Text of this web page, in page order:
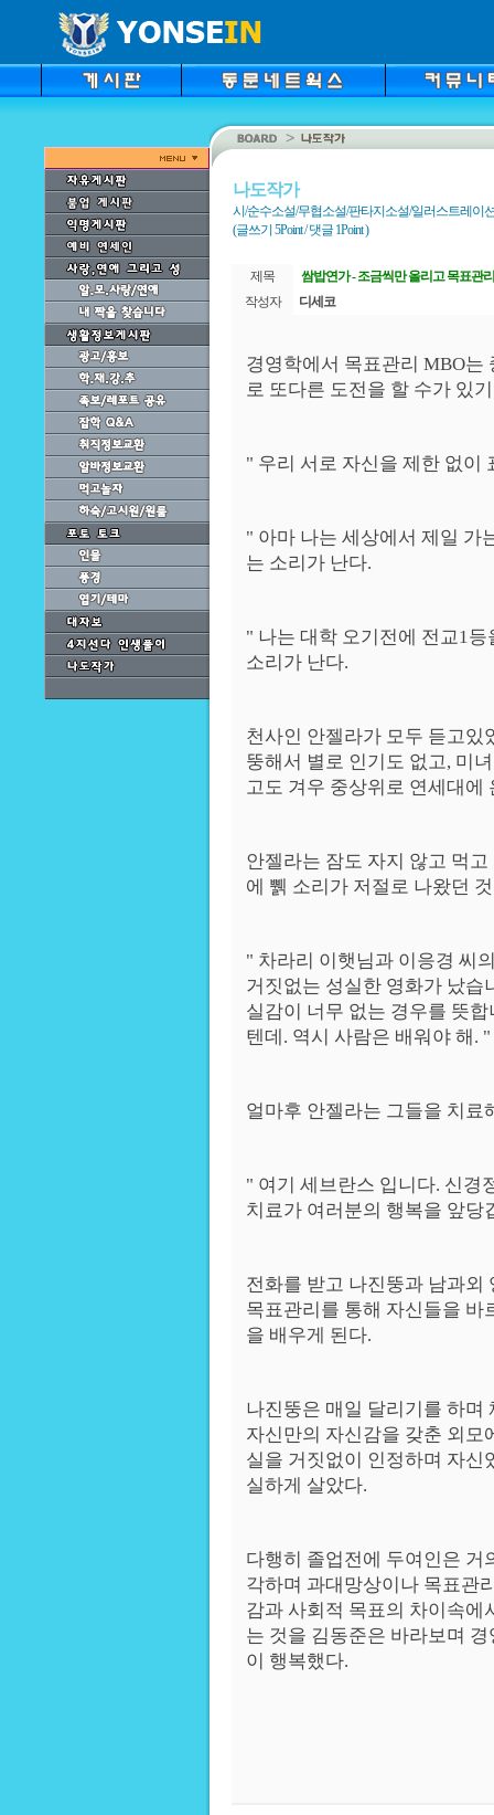
나도작가
시/순수소설/무협소설/판타지소설/일러스트레이
(글쓰기 5Point / 댓글 1Point )
제목
쌈밥연가 - 조금씩만 올리고 목표관
작성자
디세코
경영학에서 목표관리 MBO는
로 또다른 도전을 할 수가 있
" 우리 서로 자신을 제한 없이
" 아마 나는 세상에서 제일 가
는 소리가 난다.
" 나는 대학 오기전에 전교1
소리가 난다.
천사인 안젤라가 모두 듣고있
뚱해서 별로 인기도 없고, 미
고도 겨우 중상위로 연세대에
안젤라는 잠도 자지 않고 먹
에 쀍 소리가 저절로 나왔던
" 차라리 이햇님과 이응경 씨
거짓없는 성실한 영화가 났습
실감이 너무 없는 경우를 뜻
텐데. 역시 사람은 배워야 해. "
얼마후 안젤라는 그들을 치료
" 여기 세브란스 입니다. 신경
치료가 여러분의 행복을 앞당
전화를 받고 나진뚱과 남과외
목표관리를 통해 자신들을 바
을 배우게 된다.
나진뚱은 매일 달리기를 하며
자신만의 자신감을 갖춘 외모
실을 거짓없이 인정하며 자신
실하게 살았다.
다행히 졸업전에 두여인은 거
각하며 과대망상이나 목표관
감과 사회적 목표의 차이속에
는 것을 김동준은 바라보며
이 행복했다.